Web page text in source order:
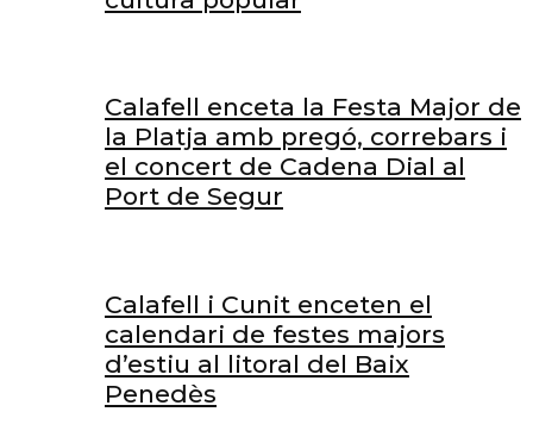
Calafell enceta la Festa Major de
la Platja amb pregó, correbars i
el concert de Cadena Dial al
Port de Segur
Calafell i Cunit enceten el
calendari de festes majors
d’estiu al litoral del Baix
Penedès